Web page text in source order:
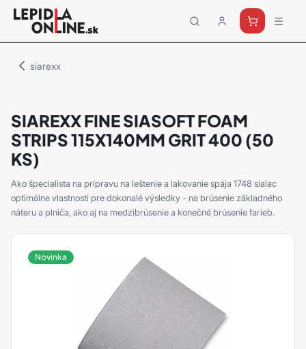
Priemyselné
lepidlá
siarexx
SIAREXX FINE SIASOFT FOAM
STRIPS 115X140MM GRIT 400 (50
KS)
Ako špecialista na prípravu na leštenie a lakovanie spája 1748 sialac
optimálne vlastnosti pre dokonalé výsledky - na brúsenie základného
náteru a plniča, ako aj na medzibrúsenie a konečné brúsenie farieb.
Novinka